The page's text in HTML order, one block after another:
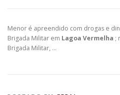
Menor é apreendido com drogas e
Brigada Militar em Lagoa Vermelha ;
Brigada Militar, …